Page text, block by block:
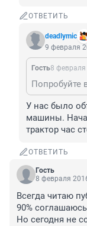
ОТВЕТИТЬ
deadlymic
9 февраля
Гость8 февраля
У нас было
машины.
трактор час
ОТВЕТИТЬ
Гость
8 февраля
Всегда читаю
90%
Но сегодня не